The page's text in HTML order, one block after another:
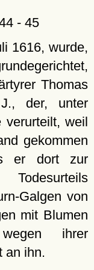
- 45
1616, wurde,
Thomas
der, unter
verurteilt, weil
gekommen
er dort zur
Galgen von
mit Blumen
ihrer
an ihn.